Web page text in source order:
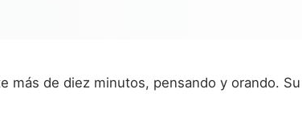
de diez minutos, pensando y orando.